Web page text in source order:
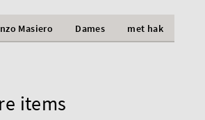
Masiero Dames met hak
items